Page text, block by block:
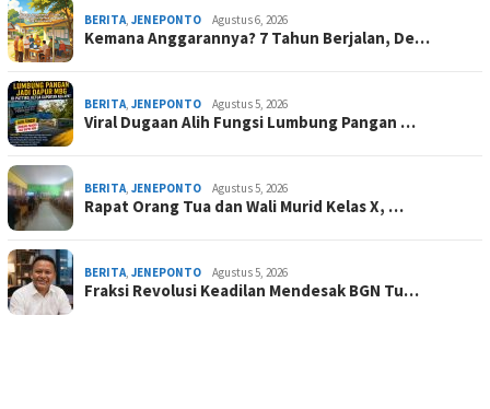
BERITA, JENEPONTO Agustus 6, 2026
Kemana Anggarannya? 7 Tahun Berjalan, De…
BERITA, JENEPONTO Agustus 5, 2026
Viral Dugaan Alih Fungsi Lumbung Pangan …
BERITA, JENEPONTO Agustus 5, 2026
Rapat Orang Tua dan Wali Murid Kelas X, …
BERITA, JENEPONTO Agustus 5, 2026
Fraksi Revolusi Keadilan Mendesak BGN Tu…